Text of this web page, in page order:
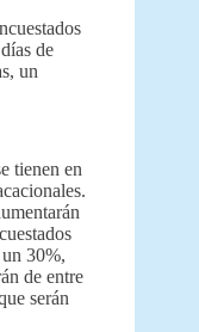
de
un
tienen en
30%,
de entre
serán